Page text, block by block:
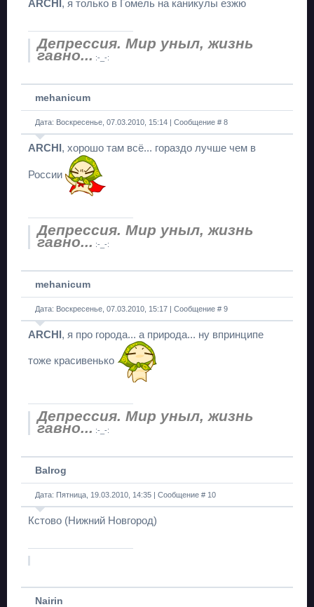
ARCHI , я только в Гомель на каникулы езжю
Депрессия. Мир уныл, жизнь
гавно... :-_-:
mehanicum
Дата: Воскресенье, 07.03.2010, 15:14 | Сообщение # 8
ARCHI, хорошо там всё... гораздо лучше чем в
России
Депрессия. Мир уныл, жизнь
гавно... :-_-:
mehanicum
Дата: Воскресенье, 07.03.2010, 15:17 | Сообщение # 9
ARCHI, я про города... а природа... ну впринципе
тоже красивенько
Депрессия. Мир уныл, жизнь
гавно... :-_-:
Balrog
Дата: Пятница, 19.03.2010, 14:35 | Сообщение # 10
Кстово (Нижний Новгород)
Nairin